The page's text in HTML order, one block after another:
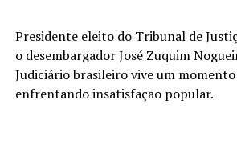
Presidente eleito do Tribunal de
o desembargador José Zuquim
Judiciário brasileiro vive um
enfrentando insatisfação popular.